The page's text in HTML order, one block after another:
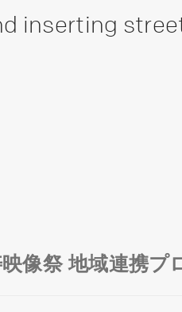
inserting
像祭 地域連携プ